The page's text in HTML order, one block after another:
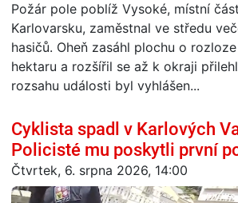
Požár pole poblíž Vysoké, místní
Karlovarsku, zaměstnal ve středu
hasičů. Oheň zasáhl plochu o
hektaru a rozšířil se až k okraji
rozsahu události byl vyhlášen...
Cyklista spadl v Karlových
Policisté mu poskytli první
Čtvrtek, 6. srpna 2026, 14:00